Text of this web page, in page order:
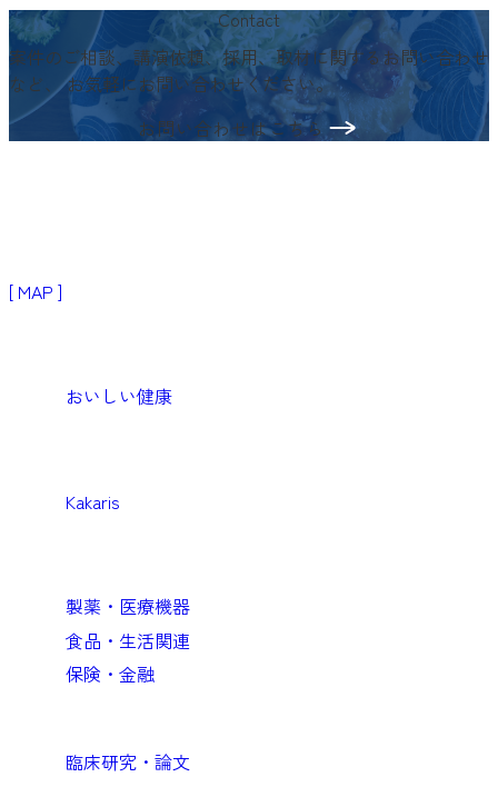
Contact
案件のご相談、講演依頼、採用、取材に関するお問い合わせ
など、お気軽にお問い合わせください。
お問い合わせはこちら
[ MAP ]
おいしい健康
Kakaris
製薬・医療機器
食品・生活関連
保険・金融
臨床研究・論文